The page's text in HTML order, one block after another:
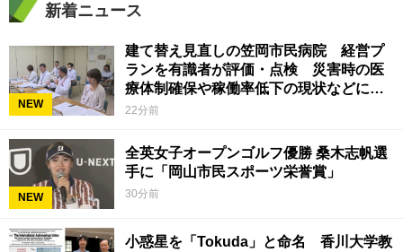
新着ニュース
NEW
建て替え見直しの笠岡市民病院 経営プ
ランを有識者が評価・点検 災害時の医
療体制確保や稼働率低下の現状などに意
見 岡山
22分前
NEW
全英女子オープンゴルフ優勝 桑木志帆選
手に「岡山市民スポーツ栄誉賞」
30分前
小惑星を「Tokuda」と命名 香川大学教